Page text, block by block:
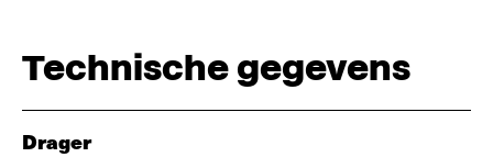
Technische gegevens
Drager